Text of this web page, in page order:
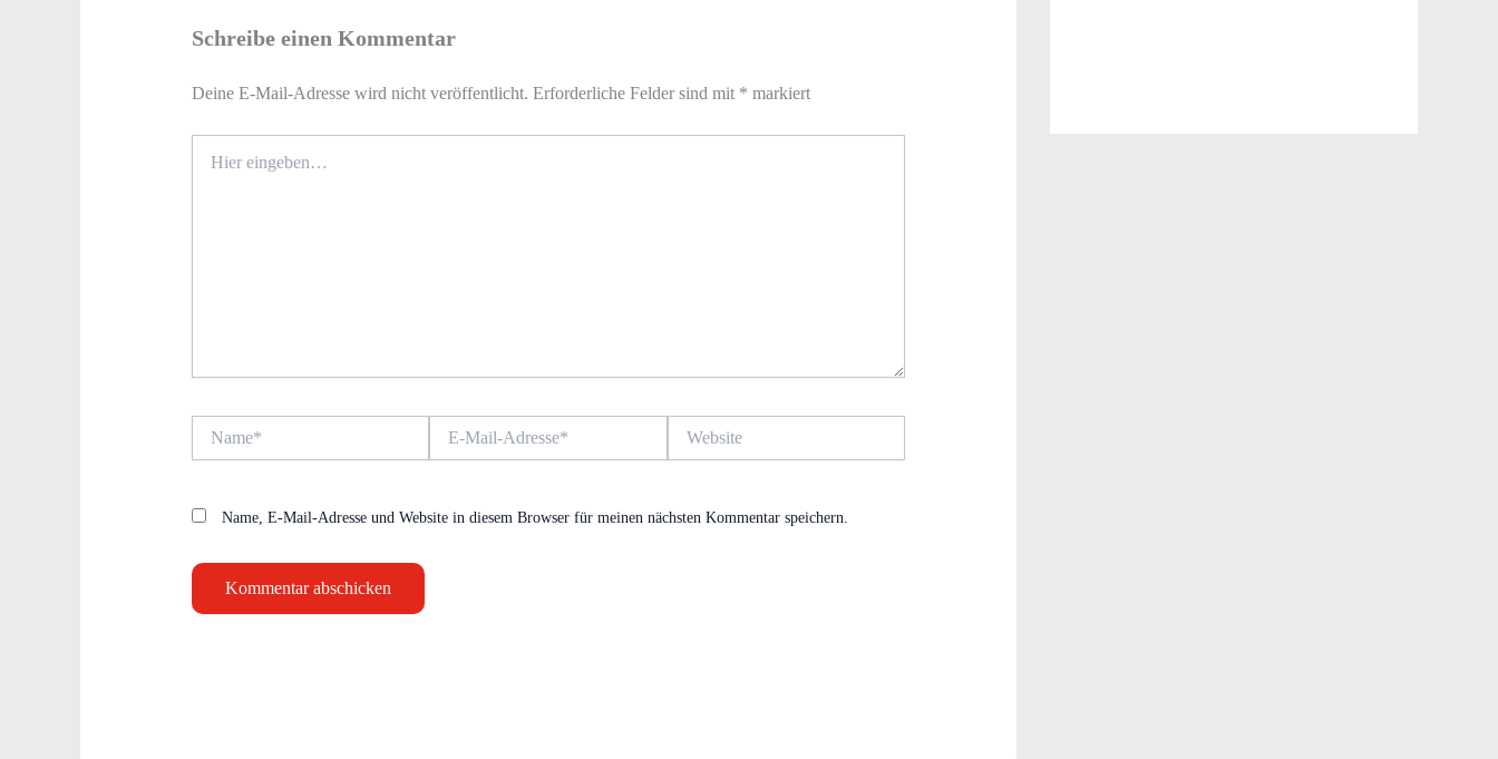
Schreibe einen Kommentar
Deine E-Mail-Adresse wird nicht veröffentlicht. Erforderliche Felder sind mit * markiert
eingeben…
Mail-
Name, E-Mail-Adresse und Website in diesem Browser für meinen nächsten Kommentar speichern.